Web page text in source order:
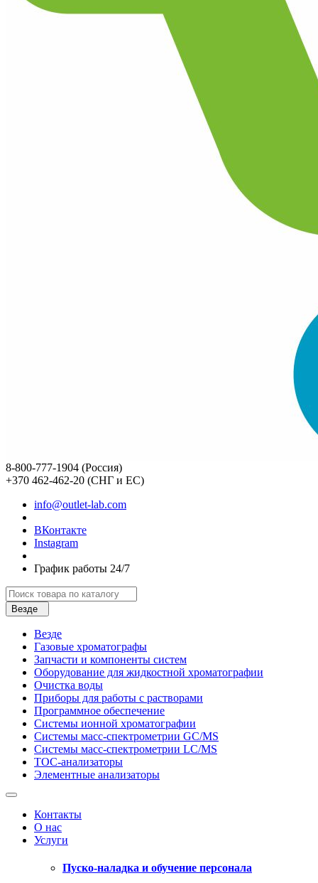
8-800-777-1904 (Россия)
+370 462-462-20 (СНГ и ЕС)
info@outlet-lab.com
ВКонтакте
Instagram
График работы 24/7
Везде
Везде
Газовые хроматографы
Запчасти и компоненты систем
Оборудование для жидкостной хроматографии
Очистка воды
Приборы для работы с растворами
Программное обеспечение
Системы ионной хроматографии
Системы масс-спектрометрии GC/MS
Системы масс-спектрометрии LC/MS
ТОС-анализаторы
Элементные анализаторы
Контакты
О нас
Услуги
Пуско-наладка и обучение персонала